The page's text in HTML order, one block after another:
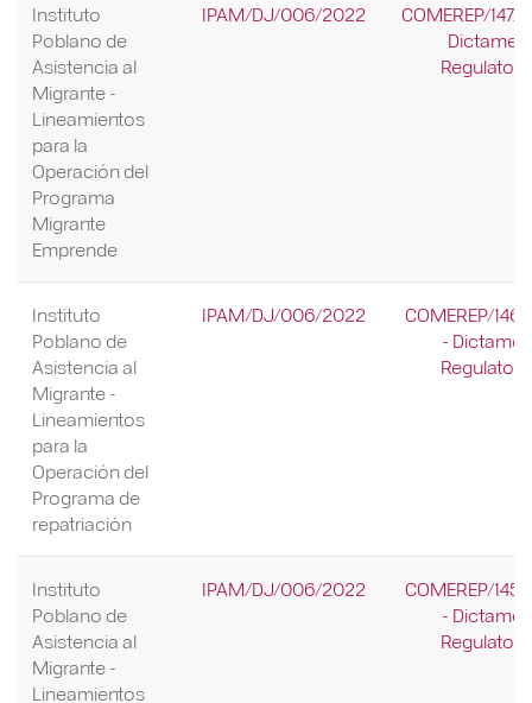
Instituto
Poblano de
Asistencia al
Migrante -
Lineamientos
para la
Operación del
Programa
Migrante
Emprende
IPAM/DJ/006/2022
COMEREP/147/
Dictamen
Instituto
Poblano de
Asistencia al
Migrante -
Lineamientos
para la
Operación del
Programa de
repatriación
IPAM/DJ/006/2022
COMEREP/
- Dictamen
Instituto
Poblano de
Asistencia al
Migrante -
Lineamientos
IPAM/DJ/006/2022
COMEREP/
- Dictamen